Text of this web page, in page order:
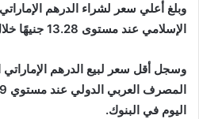
وبلغ أعلي سعر لشراء الدرهم
الإسلامي عند مستوى 13.28 جنيهًا خلال تعاملات اليوم في البنوك.
وسجل أقل سعر لبيع الدرهم الإماراتي
اليوم في البنوك.